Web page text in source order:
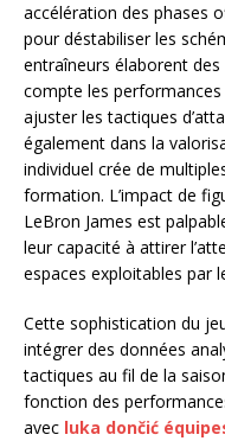
accélération des phases
pour déstabiliser les
entraîneurs élaborent
compte les
ajuster les tactiques
également dans la
individuel crée de
formation. L’impact de
LeBron James est
leur capacité à attirer
espaces exploitables par
Cette sophistication du
intégrer des données
tactiques au fil de la
fonction des
avec luka dončić